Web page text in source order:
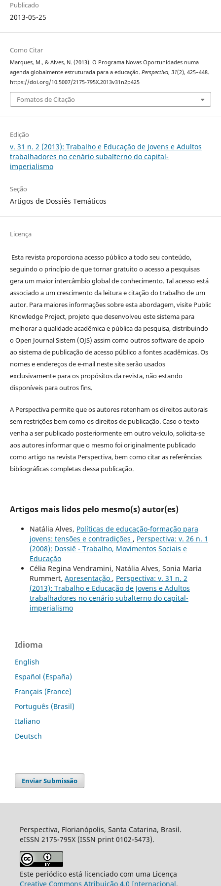
Publicado
2013-05-25
Como Citar
Marques, M., & Alves, N. (2013). O Programa Novas Oportunidades numa
agenda globalmente estruturada para a educação. Perspectiva, 31(2), 425–448.
https://doi.org/10.5007/2175-795X.2013v31n2p425
Fomatos de Citação
Edição
v. 31 n. 2 (2013): Trabalho e Educação de Jovens e Adultos
trabalhadores no cenário subalterno do capital-
imperialismo
Seção
Artigos de Dossiês Temáticos
Licença
Esta revista proporciona acesso público a todo seu conteúdo,
seguindo o princípio de que tornar gratuito o acesso a pesquisas
gera um maior intercâmbio global de conhecimento. Tal acesso está
associado a um crescimento da leitura e citação do trabalho de um
autor. Para maiores informações sobre esta abordagem, visite Public
Knowledge Project, projeto que desenvolveu este sistema para
melhorar a qualidade acadêmica e pública da pesquisa, distribuindo
o Open Journal Sistem (OJS) assim como outros software de apoio
ao sistema de publicação de acesso público a fontes acadêmicas. Os
nomes e endereços de e-mail neste site serão usados
exclusivamente para os propósitos da revista, não estando
disponíveis para outros fins.
A Perspectiva permite que os autores retenham os direitos autorais
sem restrições bem como os direitos de publicação. Caso o texto
venha a ser publicado posteriormente em outro veículo, solicita-se
aos autores informar que o mesmo foi originalmente publicado
como artigo na revista Perspectiva, bem como citar as referências
bibliográficas completas dessa publicação.
Artigos mais lidos pelo mesmo(s) autor(es)
Natália Alves, Políticas de educação-formação para
jovens: tensões e contradições , Perspectiva: v. 26 n. 1
(2008): Dossiê - Trabalho, Movimentos Sociais e
Educação
Célia Regina Vendramini, Natália Alves, Sonia Maria
Rummert, Apresentação , Perspectiva: v. 31 n. 2
(2013): Trabalho e Educação de Jovens e Adultos
trabalhadores no cenário subalterno do capital-
imperialismo
Idioma
English
Español (España)
Français (France)
Português (Brasil)
Italiano
Deutsch
Enviar Submissão
Perspectiva, Florianópolis, Santa Catarina, Brasil.
eISSN 2175-795X (ISSN print 0102-5473).
Este periódico está licenciado com uma Licença
Creative Commons Atribuição 4.0 Internacional.